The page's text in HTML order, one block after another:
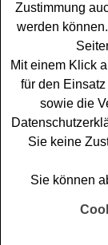
Schwarzwald
Dorfurlaub
Mit etwas
gewinnen.
Gewinnspiel
Formular
abonnieren.
einen der
Dorfurlaub
Zustimmung
werden
Mit einem Klick
für den
sowie die
Sie keine
Sie können